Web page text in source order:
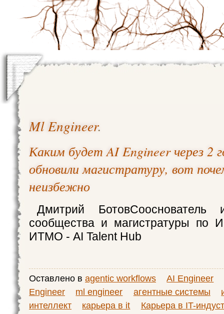
Ml Engineer.
Каким будет AI Engineer через 2
обновили магистратуру, вот
неизбежно
Дмитрий БотовСооснователь
сообщества и магистратуры по
ИТМО - AI Talent Hub
Оставлено в agentic workflows
AI Engineer
Engineer
ml engineer агентные системы
интеллект
карьера в it
Карьера в IT-